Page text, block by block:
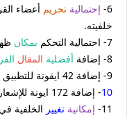
6- إحتمالية تحريم أعضاء
خلفيته.
7- احتمالية التحكم
بمكان
8- إضافة
أفضلية المقال
9- إضافة 42 ايقونة للتطبيق
10- إضافة 172 ايونة للإشعارات
11- إمكانية تغيير الخلفية في